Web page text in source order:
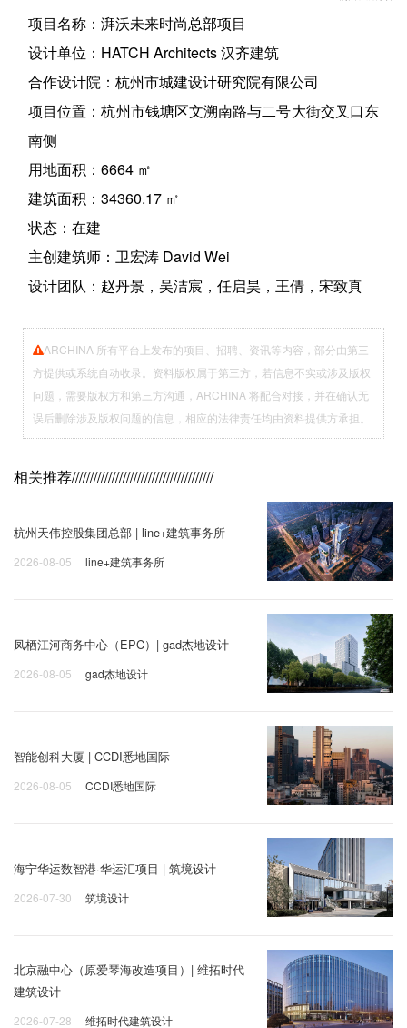
正在生长中的未来
目前，湃沃未来时尚总部项目正处施工阶段。从愿景到
图纸到施工，这座百米“全景花园”正在逐步生长。
未来，HATCH将持续记录这座未来时尚产业总部从图
纸到建成的全过程。关注设计理念在现场施工中转化与
落地。
设计单位：HATCH Architects 汉齐建筑
合作设计院：杭州市城建设计研究院有限公司
用地面积：6664 ㎡
建筑面积：34360.17 ㎡
主创建筑师：卫宏涛 David Wei
设计团队：赵丹景，吴洁宸，任启昊，王倩，宋致真